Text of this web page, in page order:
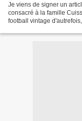
Je viens de signer un
consacré à la famille
football vintage